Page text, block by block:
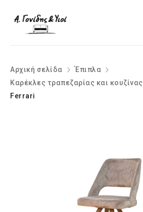
Αρχική σελίδα
Έπιπλα
Καρέκλες τραπεζαρίας και κουζίνας
Ferrari